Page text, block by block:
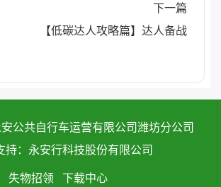
下一篇
【低碳达人攻略篇】达人备战
公共自行车运营有限公司潍坊分公司
持：永安行科技股份有限公司
失物招领 下载中心